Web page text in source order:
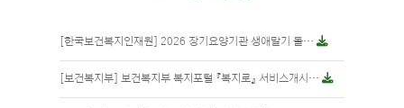
[한국보건복지인재원] 2026 장기요양기관 생애말기 돌…
[보건복지부] 보건복지부 복지포털 『복지로』 서비스개시…